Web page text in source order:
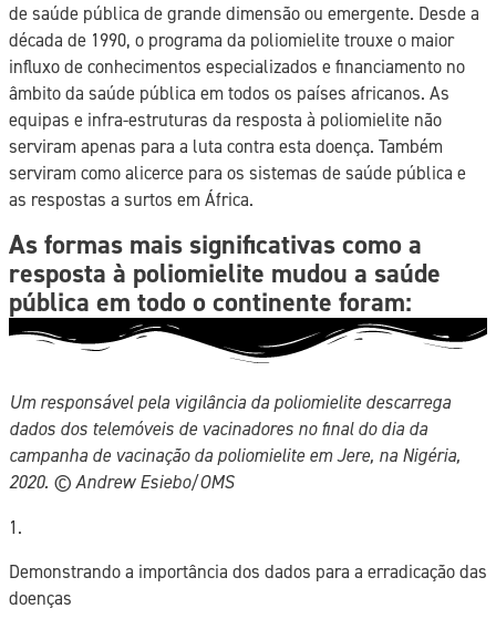
de saúde pública de grande dimensão ou emergente. Desde a
década de 1990, o programa da poliomielite trouxe o maior
influxo de conhecimentos especializados e financiamento no
âmbito da saúde pública em todos os países africanos. As
equipas e infra-estruturas da resposta à poliomielite não
serviram apenas para a luta contra esta doença. Também
serviram como alicerce para os sistemas de saúde pública e
as respostas a surtos em África.
As formas mais significativas como a
resposta à poliomielite mudou a saúde
pública em todo o continente foram:
Um responsável pela vigilância da poliomielite descarrega
dados dos telemóveis de vacinadores no final do dia da
campanha de vacinação da poliomielite em Jere, na Nigéria,
2020. ©️ Andrew Esiebo/OMS
1.
Demonstrando a importância dos dados para a erradicação das
doenças